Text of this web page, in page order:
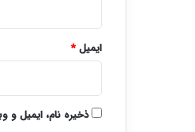
ایمیل*
ذخیره نام، ایمیل و